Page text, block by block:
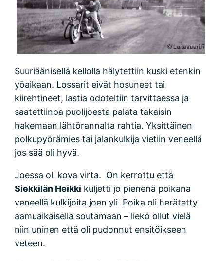
Suuriäänisellä kellolla hälytettiin kuski etenkin
yöaikaan. Lossarit eivät hosuneet tai
kiirehtineet, lastia odoteltiin tarvittaessa ja
saatettiinpa puolijoesta palata takaisin
hakemaan lähtörannalta rahtia. Yksittäinen
polkupyörämies tai jalankulkija vietiin veneellä
jos sää oli hyvä.
Joessa oli kova virta. On kerrottu että
Siekkilän Heikki kuljetti jo pienenä poikana
veneellä kulkijoita joen yli. Poika oli herätetty
aamuaikaisella soutamaan – liekö ollut vielä
niin uninen että oli pudonnut ensitöikseen
veteen.